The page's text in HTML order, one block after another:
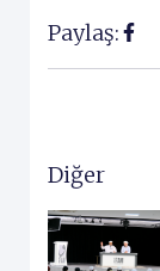
Paylaş:
Diğer